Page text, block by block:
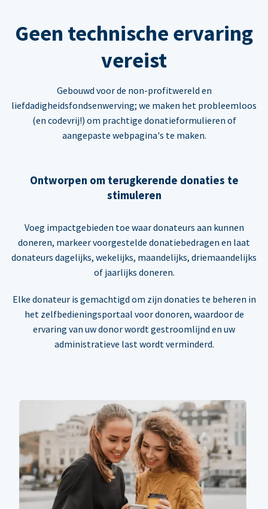
Geen technische ervaring
vereist
Gebouwd voor de non-profitwereld en
liefdadigheidsfondsenwerving; we maken het probleemloos
(en codevrij!) om prachtige donatieformulieren of
aangepaste webpagina's te maken.
Ontworpen om terugkerende donaties te
stimuleren
Voeg impactgebieden toe waar donateurs aan kunnen
doneren, markeer voorgestelde donatiebedragen en laat
donateurs dagelijks, wekelijks, maandelijks, driemaandelijks
of jaarlijks doneren.
Elke donateur is gemachtigd om zijn donaties te beheren in
het zelfbedieningsportaal voor donoren, waardoor de
ervaring van uw donor wordt gestroomlijnd en uw
administratieve last wordt verminderd.